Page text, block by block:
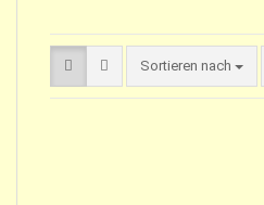
Sortieren nach